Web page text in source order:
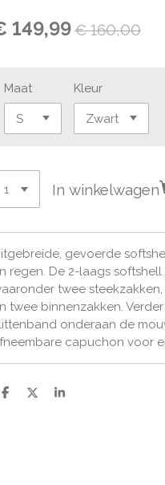
149,99€ 160,00
Maat Kleur
In winkelwagen
gevoerde
regen. De 2-laags
twee
twee binnenzakken.
onderaan de
capuchon voor
D
D
S